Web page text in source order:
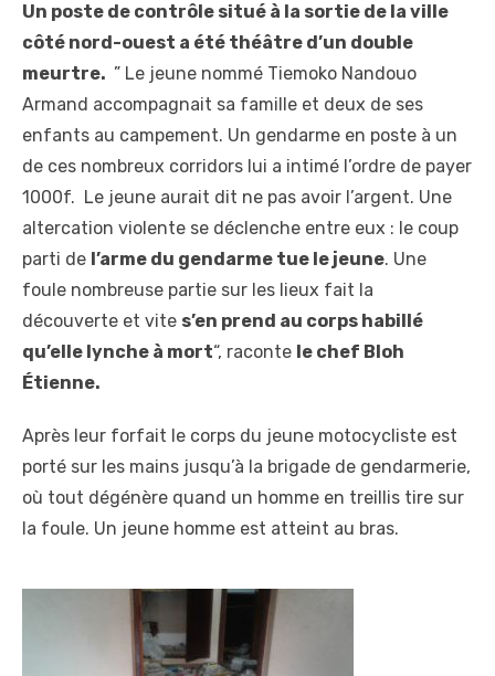
Un poste de contrôle situé à la sortie de la ville
côté nord-ouest a été théâtre d’un double
meurtre. ” Le jeune nommé Tiemoko Nandouo
Armand accompagnait sa famille et deux de ses
enfants au campement. Un gendarme en poste à un
de ces nombreux corridors lui a intimé l’ordre de payer
1000f. Le jeune aurait dit ne pas avoir l’argent. Une
altercation violente se déclenche entre eux : le coup
parti de l’arme du gendarme tue le jeune. Une
foule nombreuse partie sur les lieux fait la
découverte et vite s’en prend au corps habillé
qu’elle lynche à mort“, raconte le chef Bloh
Étienne.
Après leur forfait le corps du jeune motocycliste est
porté sur les mains jusqu’à la brigade de gendarmerie,
où tout dégénère quand un homme en treillis tire sur
la foule. Un jeune homme est atteint au bras.